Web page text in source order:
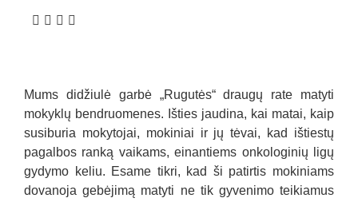
Mums didžiulė garbė „Rugutės“ draugų rate matyti
mokyklų bendruomenes. Išties jaudina, kai matai, kaip
susiburia mokytojai, mokiniai ir jų tėvai, kad ištiestų
pagalbos ranką vaikams, einantiems onkologinių ligų
gydymo keliu. Esame tikri, kad ši patirtis mokiniams
dovanoja gebėjimą matyti ne tik gyvenimo teikiamus